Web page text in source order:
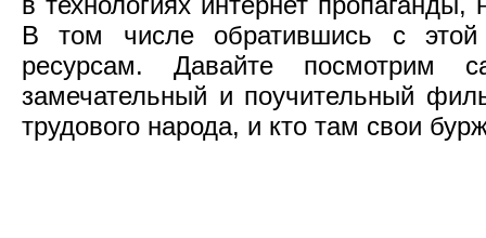
В том числе обратившись с
ресурсам. Давайте
замечательный и поучительный
трудового народа, и кто там свои